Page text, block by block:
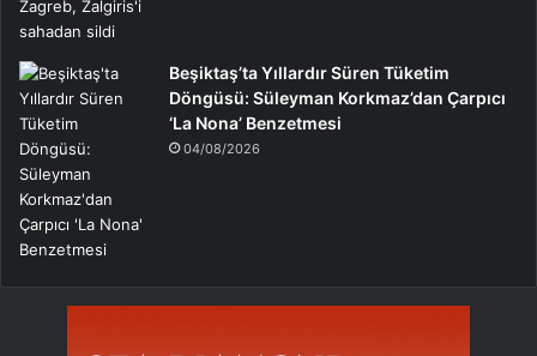
Beşiktaş’ta Yıllardır Süren Tüketim
Döngüsü: Süleyman Korkmaz’dan Çarpıcı
‘La Nona’ Benzetmesi
04/08/2026